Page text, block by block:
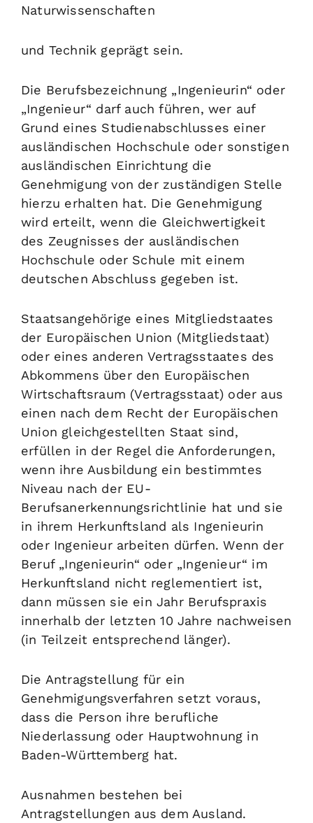
Naturwissenschaften
und Technik geprägt sein.
Die Berufsbezeichnung „Ingenieurin“ oder
„Ingenieur“ darf auch führen, wer auf
Grund eines Studienabschlusses einer
ausländischen Hochschule oder sonstigen
ausländischen Einrichtung die
Genehmigung von der zuständigen Stelle
hierzu erhalten hat. Die Genehmigung
wird erteilt, wenn die Gleichwertigkeit
des Zeugnisses der ausländischen
Hochschule oder Schule mit einem
deutschen Abschluss gegeben ist.
Staatsangehörige eines Mitgliedstaates
der Europäischen Union (Mitgliedstaat)
oder eines anderen Vertragsstaates des
Abkommens über den Europäischen
Wirtschaftsraum (Vertragsstaat) oder aus
einen nach dem Recht der Europäischen
Union gleichgestellten Staat sind,
erfüllen in der Regel die Anforderungen,
wenn ihre Ausbildung ein bestimmtes
Niveau nach der EU-
Berufsanerkennungsrichtlinie hat und sie
in ihrem Herkunftsland als Ingenieurin
oder Ingenieur arbeiten dürfen. Wenn der
Beruf „Ingenieurin“ oder „Ingenieur“ im
Herkunftsland nicht reglementiert ist,
dann müssen sie ein Jahr Berufspraxis
innerhalb der letzten 10 Jahre nachweisen
(in Teilzeit entsprechend länger).
Die Antragstellung für ein
Genehmigungsverfahren setzt voraus,
dass die Person ihre berufliche
Niederlassung oder Hauptwohnung in
Baden-Württemberg hat.
Ausnahmen bestehen bei
Antragstellungen aus dem Ausland.